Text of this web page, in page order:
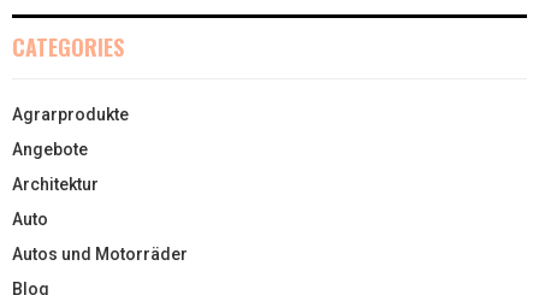
CATEGORIES
Agrarprodukte
Angebote
Architektur
Auto
Autos und Motorräder
Blog